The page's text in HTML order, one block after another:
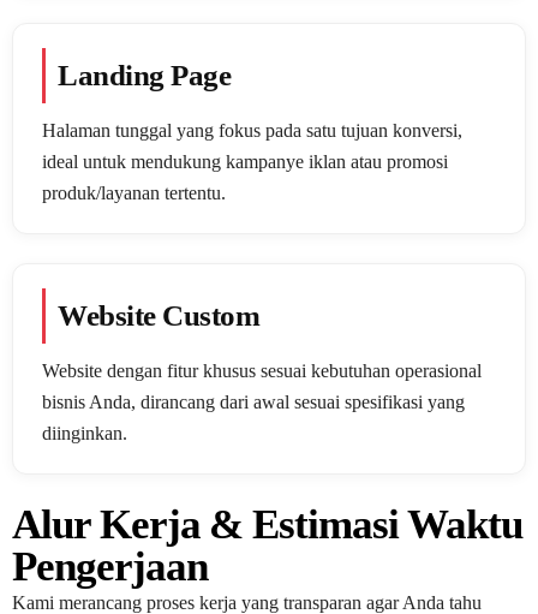
Landing Page
Halaman tunggal yang fokus pada satu tujuan konversi,
ideal untuk mendukung kampanye iklan atau promosi
produk/layanan tertentu.
Website Custom
Website dengan fitur khusus sesuai kebutuhan operasional
bisnis Anda, dirancang dari awal sesuai spesifikasi yang
diinginkan.
Alur Kerja & Estimasi Waktu
Pengerjaan
Kami merancang proses kerja yang transparan agar Anda tahu